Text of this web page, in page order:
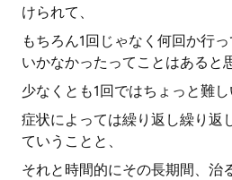
けられて、
もちろん1回じゃなく何回か行
いかなかったってことはあると
少なくとも1回ではちょっと難し
症状によっては繰り返し繰り返
ていうことと、
それと時間的にその長期間、治